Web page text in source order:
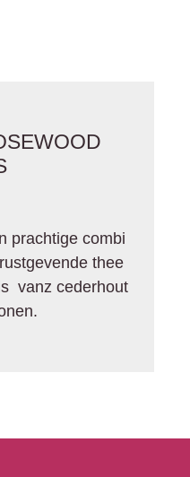
prachtige combi
thee
vanz cederhout